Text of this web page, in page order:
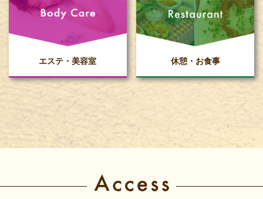
エステ・美容室 休憩・お食事